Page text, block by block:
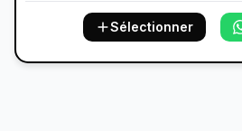
Sélectionner